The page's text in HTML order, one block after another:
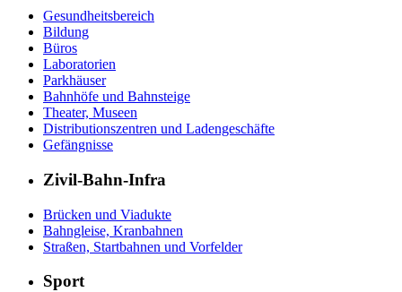
Gesundheitsbereich
Bildung
Büros
Laboratorien
Parkhäuser
Bahnhöfe und Bahnsteige
Theater, Museen
Distributionszentren und Ladengeschäfte
Gefängnisse
Zivil-Bahn-Infra
Brücken und Viadukte
Bahngleise, Kranbahnen
Straßen, Startbahnen und Vorfelder
Sport